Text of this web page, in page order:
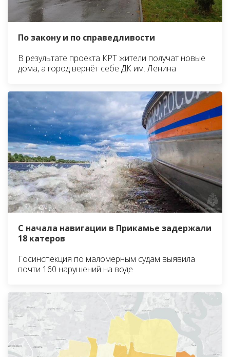
По закону и по справедливости
В результате проекта КРТ жители получат новые
дома, а город вернёт себе ДК им. Ленина
С начала навигации в Прикамье задержали
18 катеров
Госинспекция по маломерным судам выявила
почти 160 нарушений на воде